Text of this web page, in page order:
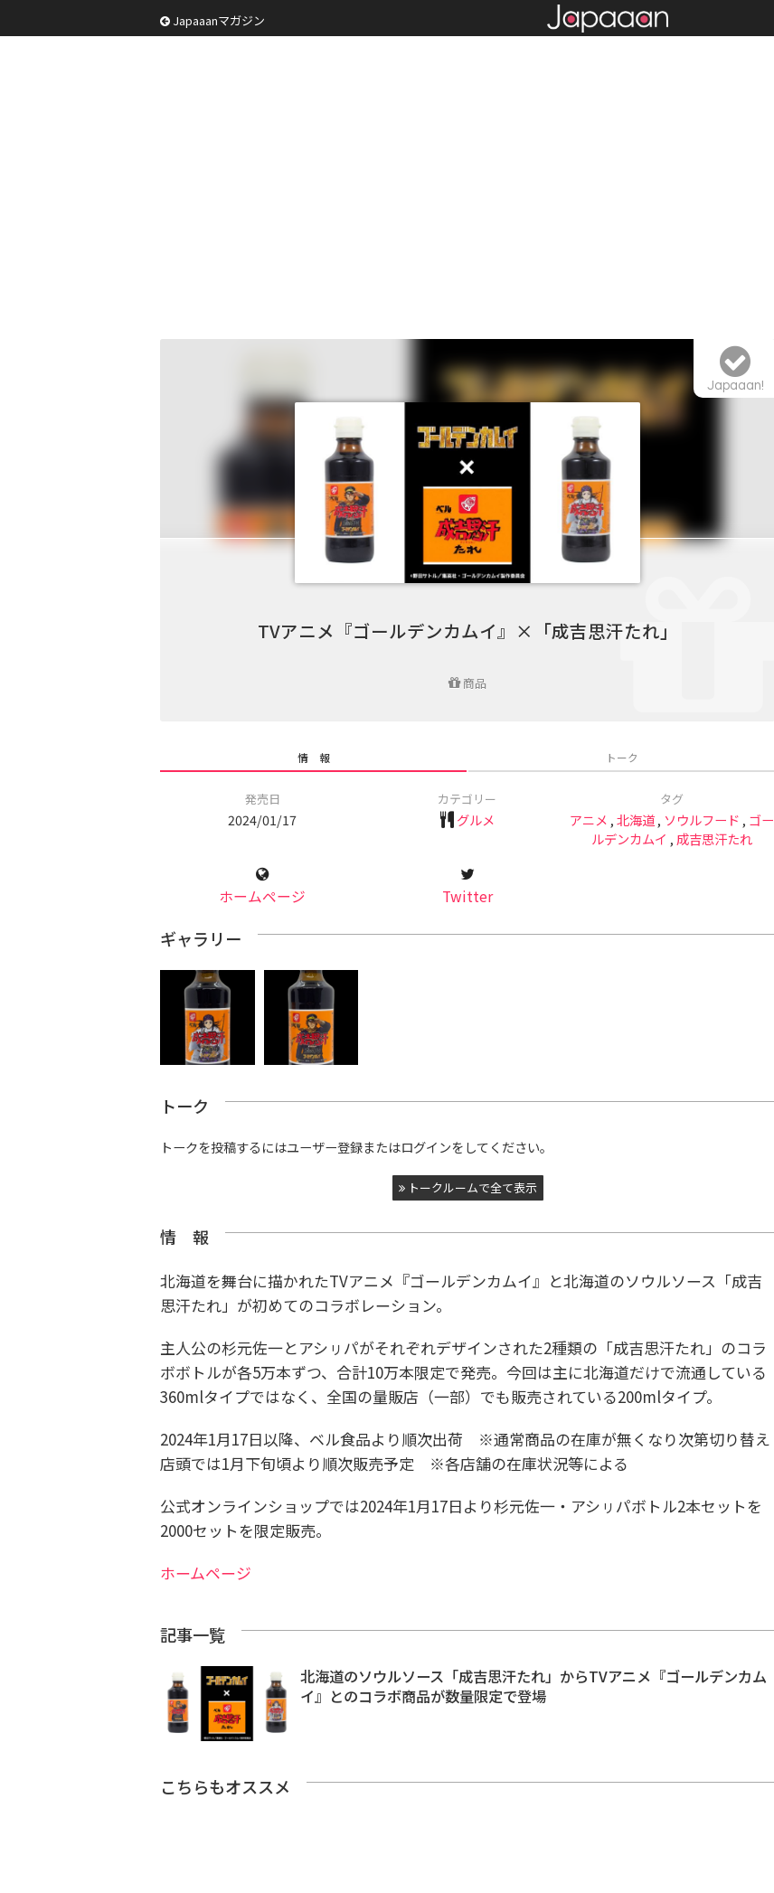
Japaaanマガジン
TVアニメ『ゴールデンカムイ』×「成吉思汗たれ」
商品
Japaaan!
情 報 トーク
発売日
2024/01/17
カテゴリー
グルメ
タグ
アニメ ,北海道, ソウルフード , ゴー
ルデンカムイ , 成吉思汗たれ
ホームページ Twitter
ギャラリー
トーク
トークを投稿するにはユーザー登録またはログインをしてください。
トークルームで全て表示
情 報
北海道を舞台に描かれたTVアニメ『ゴールデンカムイ』と北海道のソウルソース「成吉
思汗たれ」が初めてのコラボレーション。
主人公の杉元佐一とアシㇼパがそれぞれデザインされた2種類の「成吉思汗たれ」のコラ
ボボトルが各5万本ずつ、合計10万本限定で発売。今回は主に北海道だけで流通している
360mlタイプではなく、全国の量販店（一部）でも販売されている200mlタイプ。
2024年1月17日以降、ベル食品より順次出荷 ※通常商品の在庫が無くなり次第切り替え
店頭では1月下旬頃より順次販売予定 ※各店舗の在庫状況等による
公式オンラインショップでは2024年1月17日より杉元佐一・アシㇼパボトル2本セットを
2000セットを限定販売。
ホームページ
記事一覧
北海道のソウルソース「成吉思汗たれ」からTVアニメ『ゴールデンカム
イ』とのコラボ商品が数量限定で登場
こちらもオススメ